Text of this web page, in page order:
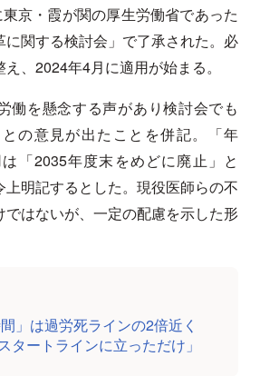
京・霞が関の厚生労働省であった
に関する検討会」で了承された。必
、2024年4月に適用が始まる。
働を懸念する声があり検討会でも
との意見が出たことを併記。「年
「2035年度末をめどに廃止」と
上明記するとした。現役医師らの不
はないが、一定の配慮を示した形
」は過労死ラインの2倍近く
タートラインに立っただけ」